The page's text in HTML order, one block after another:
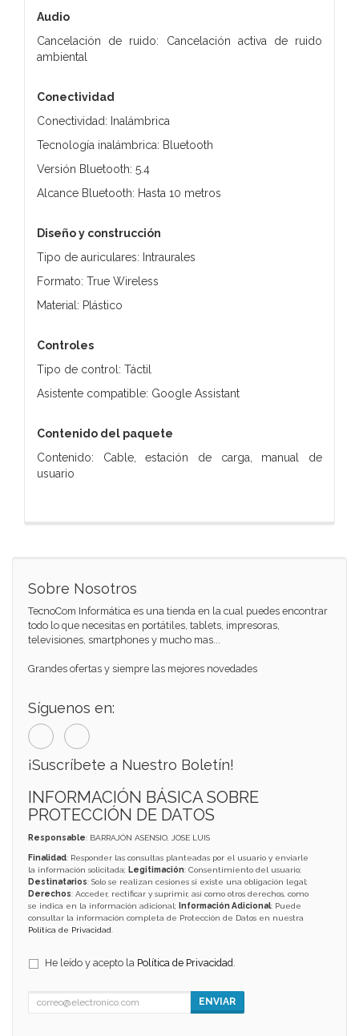
Audio
Cancelación de ruido: Cancelación activa de ruido
ambiental
Conectividad
Conectividad: Inalámbrica
Tecnología inalámbrica: Bluetooth
Versión Bluetooth: 5.4
Alcance Bluetooth: Hasta 10 metros
Diseño y construcción
Tipo de auriculares: Intraurales
Formato: True Wireless
Material: Plástico
Controles
Tipo de control: Táctil
Asistente compatible: Google Assistant
Contenido del paquete
Contenido: Cable, estación de carga, manual de
usuario
Sobre Nosotros
TecnoCom Informática es una tienda en la cual puedes encontrar
todo lo que necesitas en portátiles, tablets, impresoras,
televisiones, smartphones y mucho mas...
Grandes ofertas y siempre las mejores novedades
Síguenos en:
¡Suscríbete a Nuestro Boletín!
INFORMACIÓN BÁSICA SOBRE
PROTECCIÓN DE DATOS
Responsable: BARRAJÓN ASENSIO, JOSE LUIS
Finalidad: Responder las consultas planteadas por el usuario y enviarle
la información solicitada; Legitimación: Consentimiento del usuario;
Destinatarios: Solo se realizan cesiones si existe una obligación legal;
Derechos: Acceder, rectificar y suprimir, así como otros derechos, como
se indica en la información adicional;
Información Adicional: Puede
consultar la información completa de Protección de Datos en nuestra
Política de Privacidad
He leído y acepto la Política de Privacidad
ENVIAR